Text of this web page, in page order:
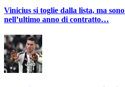
Vinicius si toglie dalla lista, ma
nell’ultimo anno di contratto…